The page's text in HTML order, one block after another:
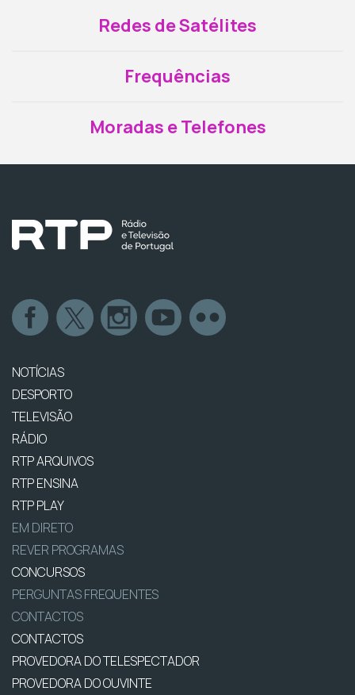
Redes de Satélites
Frequências
Moradas e Telefones
NOTÍCIAS
DESPORTO
TELEVISÃO
RÁDIO
RTP ARQUIVOS
RTP ENSINA
RTP PLAY
EM DIRETO
REVER PROGRAMAS
CONCURSOS
PERGUNTAS FREQUENTES
CONTACTOS
CONTACTOS
PROVEDORA DO TELESPECTADOR
PROVEDORA DO OUVINTE